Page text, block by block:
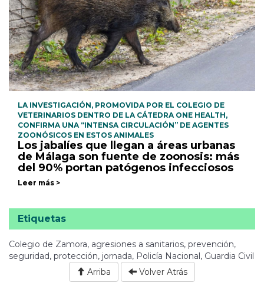
LA INVESTIGACIÓN, PROMOVIDA POR EL COLEGIO DE
VETERINARIOS DENTRO DE LA CÁTEDRA ONE HEALTH,
CONFIRMA UNA “INTENSA CIRCULACIÓN” DE AGENTES
ZOONÓSICOS EN ESTOS ANIMALES
Los jabalíes que llegan a áreas urbanas
de Málaga son fuente de zoonosis: más
del 90% portan patógenos infecciosos
Leer más >
Etiquetas
Colegio de Zamora, agresiones a sanitarios, prevención,
seguridad, protección, jornada, Policía Nacional, Guardia Civil
Arriba
Volver Atrás